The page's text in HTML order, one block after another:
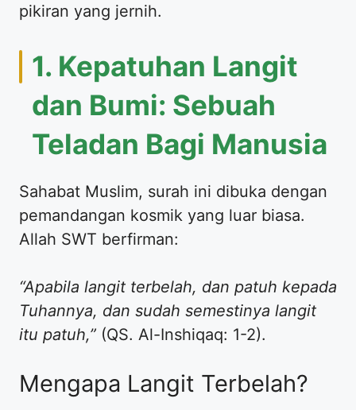
pikiran yang jernih.
​1. Kepatuhan Langit
dan Bumi: Sebuah
Teladan Bagi Manusia
​Sahabat Muslim, surah ini dibuka dengan
pemandangan kosmik yang luar biasa.
Allah SWT berfirman:
“Apabila langit terbelah, dan patuh kepada
Tuhannya, dan sudah semestinya langit
itu patuh,” (QS. Al-Inshiqaq: 1-2).
​Mengapa Langit Terbelah?